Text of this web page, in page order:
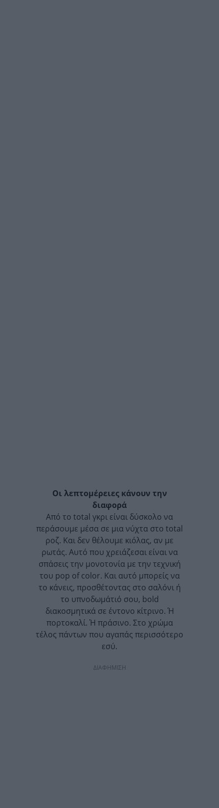
Οι λεπτομέρειες κάνουν την
διαφορά
Από το total γκρι είναι δύσκολο να
περάσουμε μέσα σε μια νύχτα στο total
ροζ. Και δεν θέλουμε κιόλας, αν με
ρωτάς. Αυτό που χρειάζεσαι είναι να
σπάσεις την μονοτονία με την τεχνική
του pop of color. Και αυτό μπορείς να
το κάνεις, προσθέτοντας στο σαλόνι ή
το υπνοδωμάτιό σου, bold
διακοσμητικά σε έντονο κίτρινο. Ή
πορτοκαλί. Ή πράσινο. Στο χρώμα
τέλος πάντων που αγαπάς περισσότερο
εσύ.
ΔΙΑΦΗΜΙΣΗ